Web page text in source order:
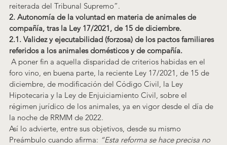
reiterada del Tribunal Supremo”.
2. Autonomía de la voluntad en materia de animales de
compañía, tras la Ley 17/2021, de 15 de diciembre.
2.1. Validez y ejecutabilidad (forzosa) de los pactos familiares
referidos a los animales domésticos y de compañía.
foro vino, en buena parte, la reciente Ley 17/2021, de 15 de
diciembre, de modificación del Código Civil, la Ley
Hipotecaria y la Ley de Enjuiciamiento Civil, sobre el
régimen jurídico de los animales, ya en vigor desde el día de
la noche de RRMM de 2022.
Así lo advierte, entre sus objetivos, desde su mismo
Preámbulo cuando afirma: “Esta reforma se hace precisa no